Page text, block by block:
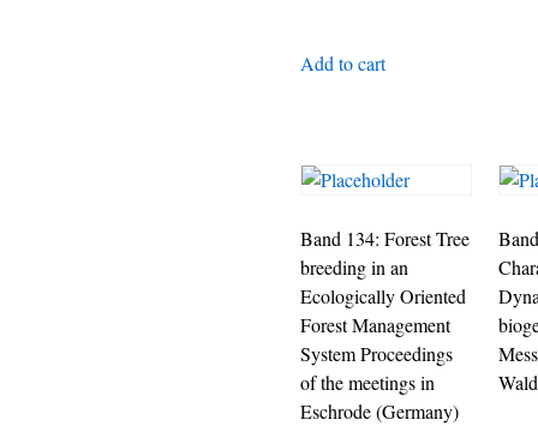
Add to cart
Band 134: Forest Tree
breeding in an
Ecologically Oriented
Forest Management
System Proceedings
of the meetings in
Eschrode (Germany)